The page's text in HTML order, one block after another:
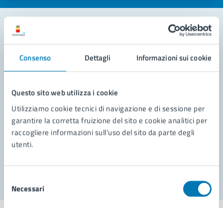
Consenso Dettagli Informazioni sui cookie
Questo sito web utilizza i cookie
Utilizziamo cookie tecnici di navigazione e di sessione per
garantire la corretta fruizione del sito e cookie analitici per
raccogliere informazioni sull'uso del sito da parte degli
utenti.
delNecessari
Leggi le domande frequenti
Richiedi assistenza
Prenota appuntamento
Problemi in città